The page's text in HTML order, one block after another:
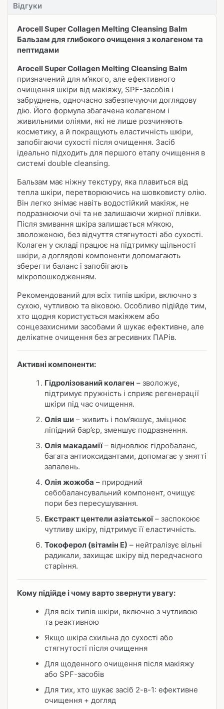
Відгуки
Arocell Super Collagen Melting Cleansing Balm
Бальзам для глибокого очищення з колагеном та
пептидами
Arocell Super Collagen Melting Cleansing Balm
призначений для м’якого, але ефективного
очищення шкіри від макіяжу, SPF-засобів і
забруднень, одночасно забезпечуючи доглядову
дію. Його формула збагачена колагеном і
живильними оліями, які не лише розчиняють
косметику, а й покращують еластичність шкіри,
запобігаючи сухості після очищення. Засіб
ідеально підходить для першого етапу очищення в
системі double cleansing.
Бальзам має ніжну текстуру, яка плавиться від
тепла шкіри, перетворюючись на шовковисту олію.
Він легко знімає навіть водостійкий макіяж, не
подразнюючи очі та не залишаючи жирної плівки.
Після змивання шкіра залишається м’якою,
зволоженою, без відчуття стягнутості або сухості.
Колаген у складі працює на підтримку щільності
шкіри, а доглядові компоненти допомагають
зберегти баланс і запобігають
мікропошкодженням.
Рекомендований для всіх типів шкіри, включно з
сухою, чутливою та віковою. Особливо підійде тим,
хто щодня користується макіяжем або
сонцезахисними засобами й шукає ефективне, але
делікатне очищення без агресивних ПАРів.
Активні компоненти:
Гідролізований колаген – зволожує,
підтримує пружність і сприяє регенерації
шкіри під час очищення.
Олія ши – живить і пом’якшує, зміцнює
ліпідний бар’єр, зменшує подразнення.
Олія макадамії– відновлює гідробаланс,
багата антиоксидантами, допомагає у знятті
запалень.
Олія жожоба – природний
себобалансувальний компонент, очищує
пори без пересушування.
Екстракт центели азіатської– заспокоює
чутливу шкіру, підтримує її еластичність.
Токоферол (вітамін Е) – нейтралізує вільні
радикали, захищає шкіру від передчасного
старіння.
Кому підійде і чому варто звернути увагу:
Для всіх типів шкіри, включно з чутливою
та реактивною
Якщо шкіра схильна до сухості або
стягнутості після очищення
Для щоденного очищення після макіяжу
або SPF-засобів
Для тих, хто шукає засіб 2-в-1: ефективне
очищення + догляд